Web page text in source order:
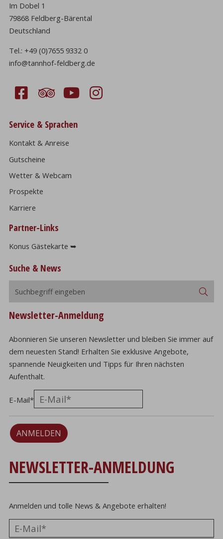
Im Dobel 1
79868 Feldberg-Bärental
Deutschland
Tel.:+49 (0)7655 9332 0
info@tannhof-feldberg.de
Service & Sprachen
Kontakt & Anreise
Gutscheine
Wetter & Webcam
Prospekte
Karriere
Partner-Links
Konus Gästekarte ➥
Suche & News
Newsletter-Anmeldung
Abonnieren Sie unseren Newsletter und bleiben Sie immer auf
dem neuesten Stand! Erhalten Sie exklusive Angebote,
spannende Neuigkeiten und Tipps für Ihren nächsten
Aufenthalt.
E-Mail*
ANMELDEN
NEWSLETTER-ANMELDUNG
Anmelden und tolle News & Angebote erhalten!